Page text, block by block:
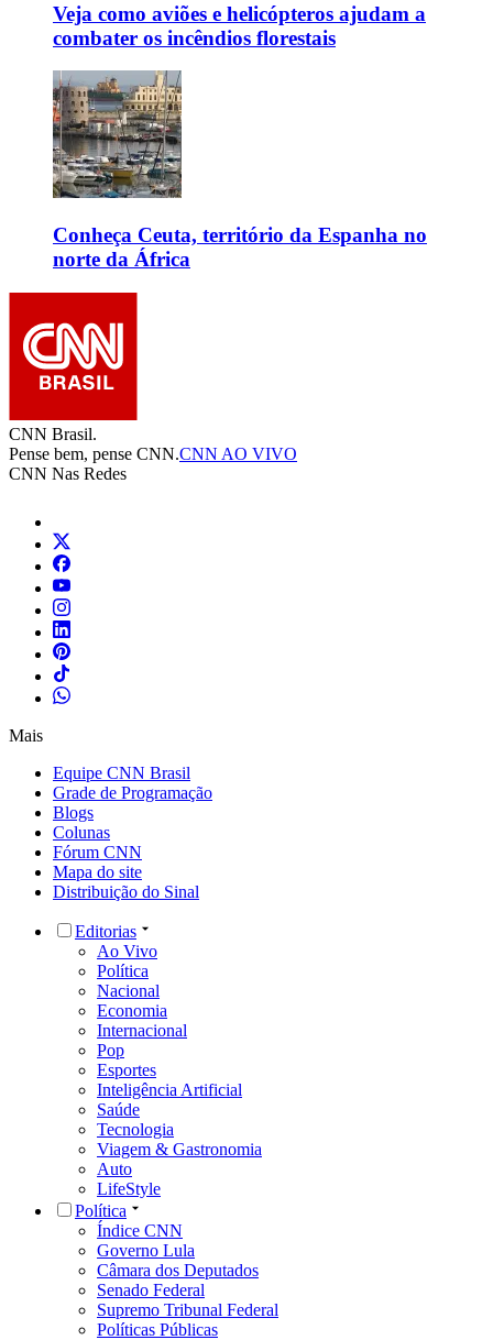
Veja como aviões e helicópteros ajudam a
combater os incêndios florestais
Conheça Ceuta, território da Espanha no
norte da África
CNN Brasil.
Pense bem, pense CNN.CNN AO VIVO
CNN Nas Redes
Mais
Equipe CNN Brasil
Grade de Programação
Blogs
Colunas
Fórum CNN
Mapa do site
Distribuição do Sinal
Editorias
Ao Vivo
Política
Nacional
Economia
Internacional
Pop
Esportes
Inteligência Artificial
Saúde
Tecnologia
Viagem & Gastronomia
Auto
LifeStyle
Política
Índice CNN
Governo Lula
Câmara dos Deputados
Senado Federal
Supremo Tribunal Federal
Políticas Públicas